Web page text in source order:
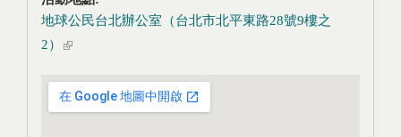
地球公民台北辦公室（台北市北平東路28號9樓之
2）
(link is external)